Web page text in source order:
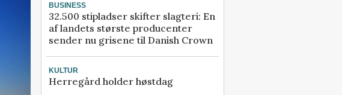
BUSINESS
32.500 stipladser skifter slagteri: En
af landets største producenter
sender nu grisene til Danish Crown
KULTUR
Herregård holder høstdag